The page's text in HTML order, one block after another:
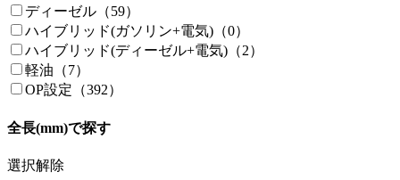
ヴェルファイア（1）
エブリイ（70）
エルグランド（0）
エルフ（1）
カムロード（56）
キャリイ（4）
クライスラー（2）
ディーゼル（59）
ハイブリッド(ガソリン+電気)（0）
ハイブリッド(ディーゼル+電気)（2）
軽油（7）
OP設定（392）
全長(mm)で探す
選択解除